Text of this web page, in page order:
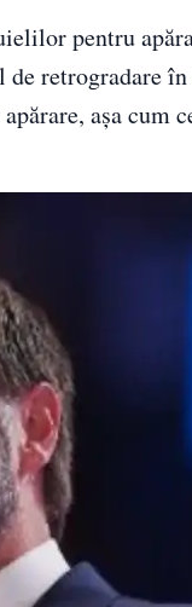
pentru
de retrogradare
așa cum